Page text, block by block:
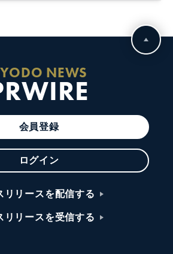
NEWS
会員登録
ログイン
リリースを配信する
リリースを受信する